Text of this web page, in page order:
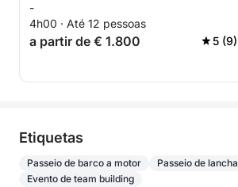
muito mais com bebidas e
lanches
-
4h00 · Até 12 pessoas
a partir de € 1.800 5 (9)
Etiquetas
Passeio de barco a motor
Passeio de lancha
Evento de team building